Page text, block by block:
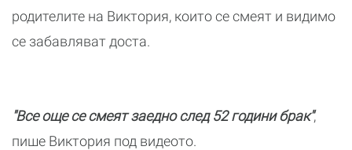
родителите на Виктория, които се смеят и видимо
се забавляват доста.
"Все още се смеят заедно след 52 години брак",
пише Виктория под видеото.